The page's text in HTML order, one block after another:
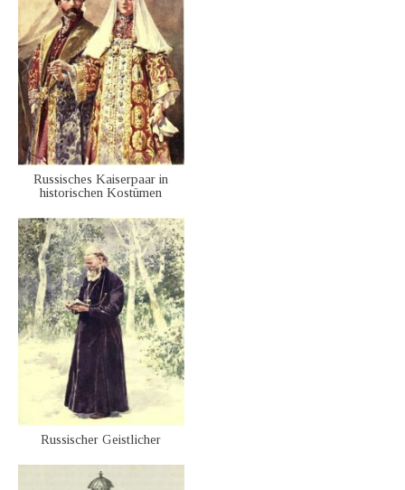
Russisches Kaiserpaar in
historischen Kostümen
Russischer Geistlicher